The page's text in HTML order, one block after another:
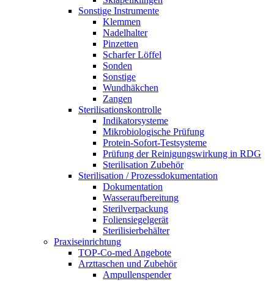
Sonstige Instrumente
Klemmen
Nadelhalter
Pinzetten
Scharfer Löffel
Sonden
Sonstige
Wundhäkchen
Zangen
Sterilisationskontrolle
Indikatorsysteme
Mikrobiologische Prüfung
Protein-Sofort-Testsysteme
Prüfung der Reinigungswirkung in RDG
Sterilisation Zubehör
Sterilisation / Prozessdokumentation
Dokumentation
Wasseraufbereitung
Sterilverpackung
Foliensiegelgerät
Sterilisierbehälter
Praxiseinrichtung
TOP-Co-med Angebote
Arzttaschen und Zubehör
Ampullenspender